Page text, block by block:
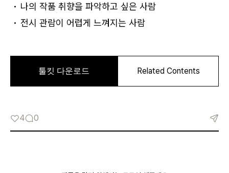
나의 작품 취향을 파악하고 싶은 사람
전시 관람이 어렵게 느껴지는 사람
4 0